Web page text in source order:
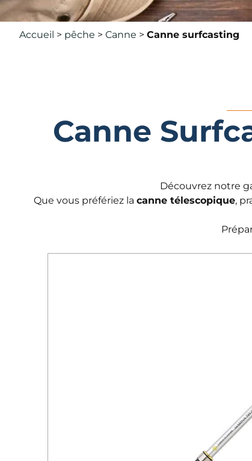
Accueil > pêche > Canne > Canne surfcasting
Canne
Découvrez notre
Que vous préfériez la canne télescopique,